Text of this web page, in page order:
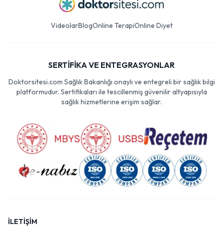
VideolarBlogOnline TerapiOnline Diyet
SERTİFİKA VE ENTEGRASYONLAR
Doktorsitesi.com Sağlık Bakanlığı onaylı ve entegreli bir sağlık bilgi
platformudur. Sertifikaları ile tescillenmiş güvenilir altyapısıyla
sağlık hizmetlerine erişim sağlar.
İLETİŞİM